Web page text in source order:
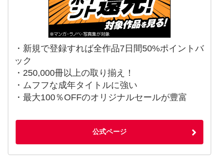
・新規で登録すれば全作品7日間50%ポイントバ
ック
・250,000冊以上の取り揃え！
・ムフフな成年タイトルに強い
・最大100％OFFのオリジナルセールが豊富
公式ページ